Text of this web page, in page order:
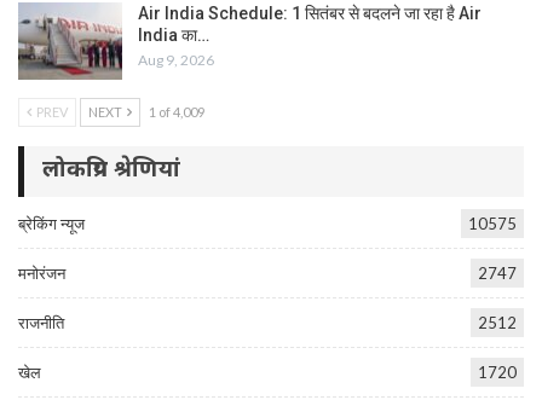
Air India Schedule: 1 सितंबर से बदलने जा रहा है Air
India का…
Aug 9, 2026
PREV NEXT 1 of 4,009
लोकप्रिय श्रेणियां
ब्रेकिंग न्यूज 10575
मनोरंजन 2747
राजनीति 2512
खेल 1720